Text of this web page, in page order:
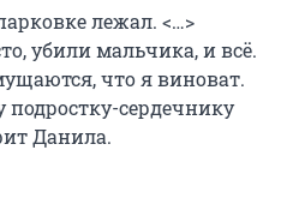
лежал. <…>
убили мальчика, и всё.
что я виноват.
сердечнику
Данила.